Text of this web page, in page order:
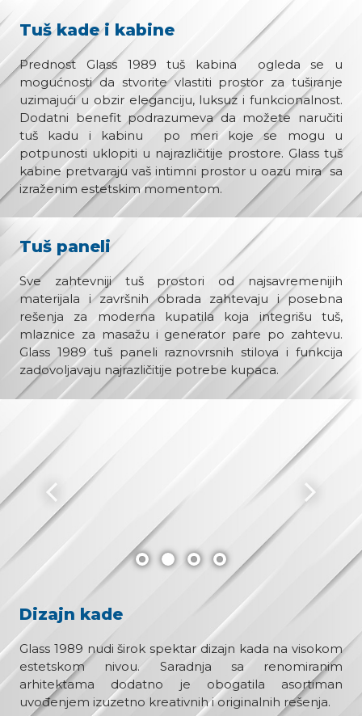
Tuš kade i kabine
Prednost Glass 1989 tuš kabina ogleda se u
mogućnosti da stvorite vlastiti prostor za tuširanje
uzimajući u obzir eleganciju, luksuz i funkcionalnost.
Dodatni benefit podrazumeva da možete naručiti
tuš kadu i kabinu po meri koje se mogu u
potpunosti uklopiti u najrazličitije prostore. Glass tuš
kabine pretvaraju vaš intimni prostor u oazu mira sa
izraženim estetskim momentom.
Tuš paneli
Sve zahtevniji tuš prostori od najsavremenijih
materijala i završnih obrada zahtevaju i posebna
rešenja za moderna kupatila koja integrišu tuš,
mlaznice za masažu i generator pare po zahtevu.
Glass 1989 tuš paneli raznovrsnih stilova i funkcija
zadovoljavaju najrazličitije potrebe kupaca.
Dizajn kade
Glass 1989 nudi širok spektar dizajn kada na visokom
estetskom nivou. Saradnja sa renomiranim
arhitektama dodatno je obogatila asortiman
uvođenjem izuzetno kreativnih i originalnih rešenja.